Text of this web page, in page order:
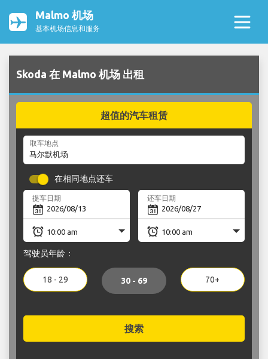
Malmo 机场
基本机场信息和服务
Skoda 在 Malmo 机场 出租
超值的汽车租赁
取车地点
在相同地点还车
提车日期 还车日期
驾驶员年龄：
18 - 29 30 - 69 70+
搜索